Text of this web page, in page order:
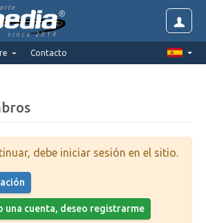
since 2014
Contacto
debe iniciar sesión en el sitio.
una cuenta, deseo registrarme